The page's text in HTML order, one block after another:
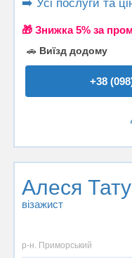
➡️ Усі послуги та
🎁 Знижка 5% за
🚗 Виїзд додому
+38
Алеся
візажист
р-н. Приморський